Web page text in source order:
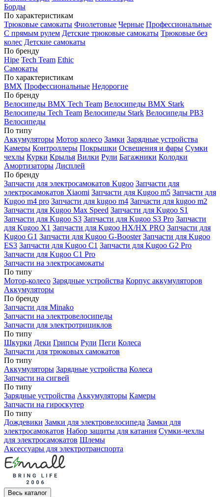
Борды
По характеристикам
Трюковые самокаты Фиолетовые Черные Профессиональные
С прямым рулем Детские трюковые самокаты Трюковые без
колес Детские самокаты
По бренду
Hipe Tech Team Ethic
Самокаты
По характеристикам
BMX Профессиональные Недорогие
По бренду
Велосипеды BMX Tech Team Велосипеды BMX Stark
Велосипеды Tech Team Велосипеды Stark Велосипеды РВЗ
Велосипеды
По типу
Аккумуляторы Мотор колесо Замки Зарядные устройства
Камеры Контроллеры Покрышки Освещения и фары Сумки
чехлы Курки Крылья Вилки Рули Багажники Колодки
Амортизаторы Дисплей
По бренду
Запчасти для электросамокатов Kugoo Запчасти для
электросамокатов Xiaomi Запчасти для Kugoo m5 Запчасти для
Кugoo m4 pro Запчасти для kugoo m4 Запчасти для kugoo m2
Запчасти для Kugoo Max Speed Запчасти для Kugoo S1
Запчасти для Kugoo S3 Запчасти для Kugoo S3 Pro Запчасти
для Kugoo X1 Запчасти для Kugoo HX/HX PRO Запчасти для
Kugoo G1 Запчасти для Kugoo G-Booster Запчасти для Kugoo
ES3 Запчасти для Kugoo C1 Запчасти для Kugoo G2 Pro
Запчасти для Kugoo C1 Pro
Запчасти на электросамокаты
По типу
Мотор-колесо Зарядные устройства Корпус аккумуляторов
Аккумуляторы
По бренду
Запчасти для Minako
Запчасти на электровелосипеды
Запчасти для электротрициклов
По типу
Шкурки Деки Грипсы Рули Пеги Колеса
Запчасти для трюковых самокатов
По типу
Аккумуляторы Зарядные устройства Колеса
Запчасти на сигвей
По типу
Зарядные устройства Аккумуляторы Камеры
Запчасти на гироскутер
По типу
Дождевики Замки для электровелосипеда Замки для
электросамокатов Набор защиты для катания Сумки-чехлы
для электросамокатов Шлемы
Аксессуары для электротранспорта
Весь каталог